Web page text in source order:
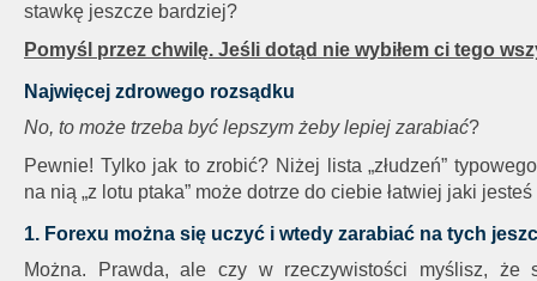
stawkę jeszcze bardziej?
Pomyśl przez chwilę. Jeśli dotąd nie wybiłem ci tego
Najwięcej zdrowego rozsądku
No, to może trzeba być lepszym żeby lepiej zarabiać?
Pewnie! Tylko jak to zrobić? Niżej lista „złudzeń”
na nią „z lotu ptaka” może dotrze do ciebie łatwiej jaki
1. Forexu można się uczyć i wtedy zarabiać na tych
Można. Prawda, ale czy w rzeczywistości myślisz, że